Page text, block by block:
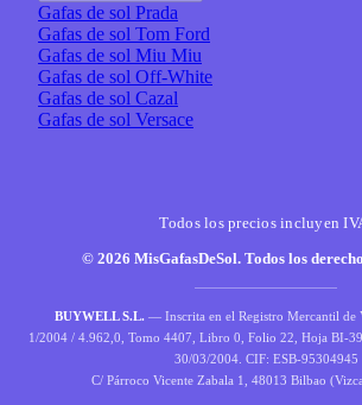
Gafas de sol Prada
Gafas de sol Tom Ford
Gafas de sol Miu Miu
Gafas de sol Off-White
Gafas de sol Cazal
Gafas de sol Versace
Todos los precios incluyen
© 2026 MisGafasDeSol. Todos los
BUYWELL S.L. — Inscrita en el Registro Mercantil de
1/2004 / 4.962,0, Tomo 4407, Libro 0, Folio 22, Hoja BI-
30/03/2004. CIF: ESB-95304945
C/ Párroco Vicente Zabala 1, 48013 Bilbao